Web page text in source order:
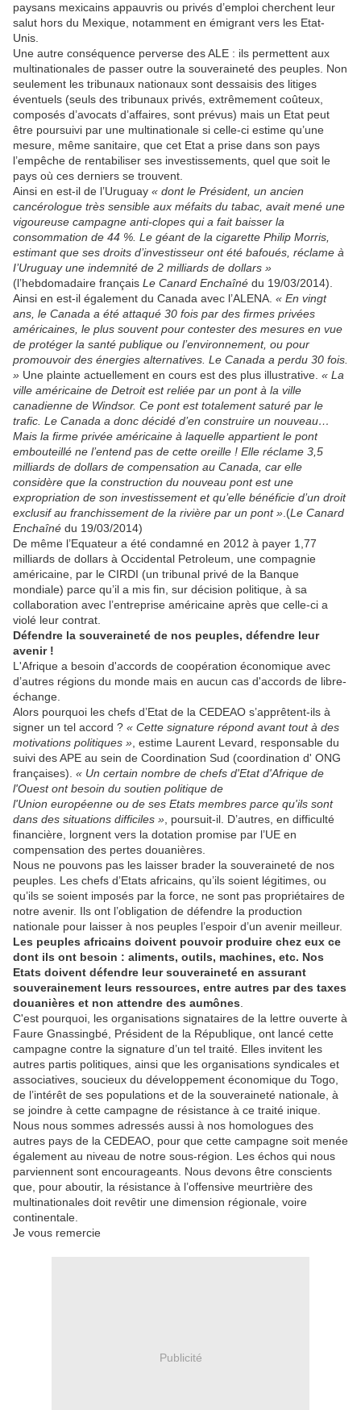
paysans mexicains appauvris ou privés d’emploi cherchent leur
salut hors du Mexique, notamment en émigrant vers les Etat-
Unis.
Une autre conséquence perverse des ALE : ils permettent aux
multinationales de passer outre la souveraineté des peuples. Non
seulement les tribunaux nationaux sont dessaisis des litiges
éventuels (seuls des tribunaux privés, extrêmement coûteux,
composés d’avocats d’affaires, sont prévus) mais un Etat peut
être poursuivi par une multinationale si celle-ci estime qu’une
mesure, même sanitaire, que cet Etat a prise dans son pays
l’empêche de rentabiliser ses investissements, quel que soit le
pays où ces derniers se trouvent.
Ainsi en est-il de l’Uruguay « dont le Président, un ancien
cancérologue très sensible aux méfaits du tabac, avait mené une
vigoureuse campagne anti-clopes qui a fait baisser la
consommation de 44 %. Le géant de la cigarette Philip Morris,
estimant que ses droits d’investisseur ont été bafoués, réclame à
I’Uruguay une indemnité de 2 milliards de dollars »
(l’hebdomadaire français Le Canard Enchaîné du 19/03/2014).
Ainsi en est-il également du Canada avec l’ALENA. « En vingt
ans, le Canada a été attaqué 30 fois par des ﬁrmes privées
américaines, le plus souvent pour contester des mesures en vue
de protéger la santé publique ou l’environnement, ou pour
promouvoir des énergies alternatives. Le Canada a perdu 30 fois.
» Une plainte actuellement en cours est des plus illustrative. « La
ville américaine de Detroit est reliée par un pont à la ville
canadienne de Windsor. Ce pont est totalement saturé par le
traﬁc. Le Canada a donc décidé d’en construire un nouveau…
Mais la ﬁrme privée américaine à laquelle appartient le pont
embouteillé ne l’entend pas de cette oreille ! Elle réclame 3,5
milliards de dollars de compensation au Canada, car elle
considère que la construction du nouveau pont est une
expropriation de son investissement et qu’elle bénéficie d’un droit
exclusif au franchissement de la rivière par un pont » .(Le Canard
Enchaîné du 19/03/2014)
De même l’Equateur a été condamné en 2012 à payer 1,77
milliards de dollars à Occidental Petroleum, une compagnie
américaine, par le CIRDI (un tribunal privé de la Banque
mondiale) parce qu’il a mis fin, sur décision politique, à sa
collaboration avec l’entreprise américaine après que celle-ci a
violé leur contrat.
Défendre la souveraineté de nos peuples, défendre leur
avenir !
L'Afrique a besoin d'accords de coopération économique avec
d’autres régions du monde mais en aucun cas d'accords de libre-
échange.
Alors pourquoi les chefs d’Etat de la CEDEAO s’apprêtent-ils à
signer un tel accord ? « Cette signature répond avant tout à des
motivations politiques » , estime Laurent Levard, responsable du
suivi des APE au sein de Coordination Sud (coordination d' ONG
françaises). « Un certain nombre de chefs d'Etat d'Afrique de
l'Ouest ont besoin du soutien politique de
l'Union européenne ou de ses Etats membres parce qu'ils sont
dans des situations difficiles » , poursuit-il. D’autres, en difficulté
financière, lorgnent vers la dotation promise par l’UE en
compensation des pertes douanières.
Nous ne pouvons pas les laisser brader la souveraineté de nos
peuples. Les chefs d’Etats africains, qu’ils soient légitimes, ou
qu’ils se soient imposés par la force, ne sont pas propriétaires de
notre avenir. Ils ont l’obligation de défendre la production
nationale pour laisser à nos peuples l’espoir d’un avenir meilleur.
Les peuples africains doivent pouvoir produire chez eux ce
dont ils ont besoin : aliments, outils, machines, etc. Nos
Etats doivent défendre leur souveraineté en assurant
souverainement leurs ressources, entre autres par des taxes
douanières et non attendre des aumônes
C'est pourquoi, les organisations signataires de la lettre ouverte à
Faure Gnassingbé, Président de la République, ont lancé cette
campagne contre la signature d’un tel traité. Elles invitent les
autres partis politiques, ainsi que les organisations syndicales et
associatives, soucieux du développement économique du Togo,
de l’intérêt de ses populations et de la souveraineté nationale, à
se joindre à cette campagne de résistance à ce traité inique.
Nous nous sommes adressés aussi à nos homologues des
autres pays de la CEDEAO, pour que cette campagne soit menée
également au niveau de notre sous-région. Les échos qui nous
parviennent sont encourageants. Nous devons être conscients
que, pour aboutir, la résistance à l’offensive meurtrière des
multinationales doit revêtir une dimension régionale, voire
continentale.
Je vous remercie
Publicité